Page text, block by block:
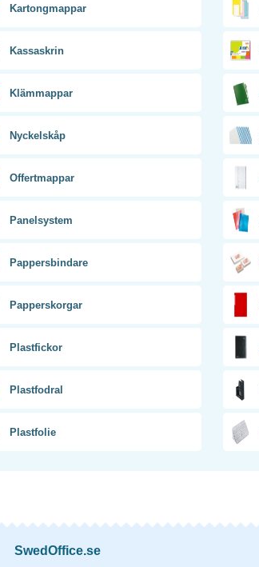
Kartongmappar
Kassaskrin
Klämmappar
Nyckelskåp
Offertmappar
Panelsystem
Pappersbindare
Papperskorgar
Plastfickor
Plastfodral
Plastfolie
SwedOffice.se